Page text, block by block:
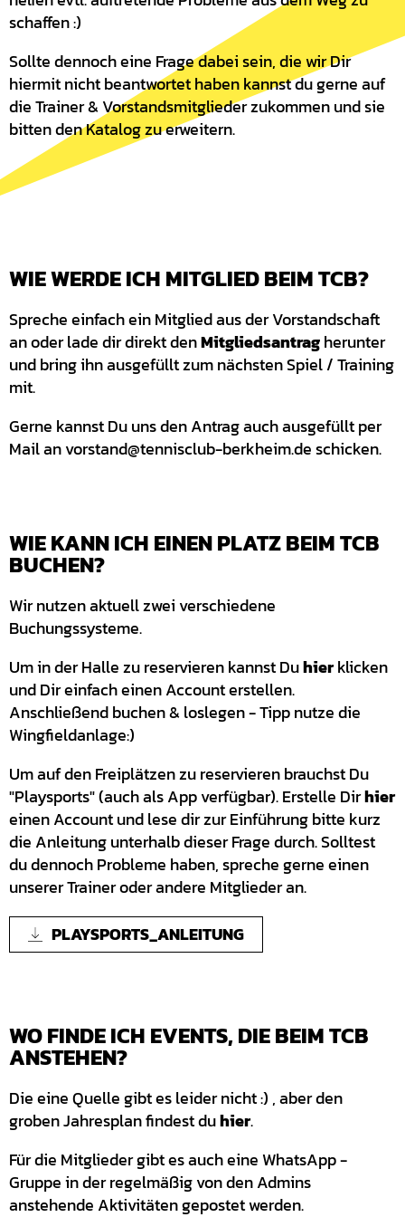
schaffen :)
Sollte dennoch eine Frage dabei sein, die wir Dir
hiermit nicht beantwortet haben kannst du gerne auf
die Trainer & Vorstandsmitglieder zukommen und sie
bitten den Katalog zu erweitern.
WIE WERDE ICH MITGLIED BEIM TCB?
Spreche einfach ein Mitglied aus der Vorstandschaft
an oder lade dir direkt denMitgliedsantragherunter
und bring ihn ausgefüllt zum nächsten Spiel / Training
mit.
Gerne kannst Du uns den Antrag auch ausgefüllt per
Mail an vorstand@tennisclub-berkheim.de schicken.
WIE KANN ICH EINEN PLATZ BEIM TCB
BUCHEN?
Wir nutzen aktuell zwei verschiedene
Buchungssysteme.
Um in der Halle zu reservieren kannst Duhierklicken
und Dir einfach einen Account erstellen.
Anschließend buchen & loslegen - Tipp nutze die
Wingfieldanlage:)
Um auf den Freiplätzen zu reservieren brauchst Du
"Playsports" (auch als App verfügbar). Erstelle Dirhier
einen Account und lese dir zur Einführung bitte kurz
die Anleitung unterhalb dieser Frage durch. Solltest
du dennoch Probleme haben, spreche gerne einen
unserer Trainer oder andere Mitglieder an.
PLAYSPORTS_ANLEITUNG
WO FINDE ICH EVENTS, DIE BEIM TCB
ANSTEHEN?
Die eine Quelle gibt es leider nicht :) , aber den
groben Jahresplan findest duhier.
Für die Mitglieder gibt es auch eine WhatsApp -
Gruppe in der regelmäßig von den Admins
anstehende Aktivitäten gepostet werden.